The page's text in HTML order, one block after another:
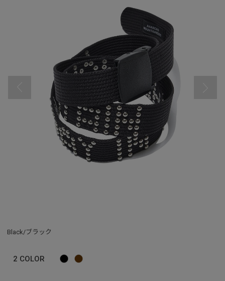
Black/ブラック
2 COLOR